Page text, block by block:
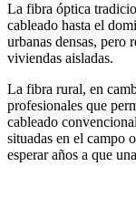
La fibra óptica
cableado hasta el
urbanas densas, pero
viviendas aisladas.
La fibra rural, en
profesionales que
cableado
situadas en el campo
esperar años a que